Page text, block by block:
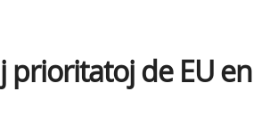
prioritatoj de EU en